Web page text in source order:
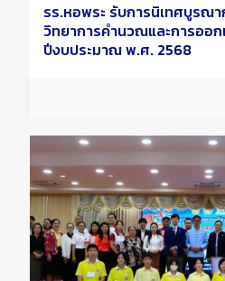
รร.หอพระ รับการนิเทศบูรณา
วิทยาการคำนวณและการออก
ปีงบประมาณ พ.ศ. 2568